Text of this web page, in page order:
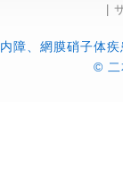
障、網膜硝子体
© 二